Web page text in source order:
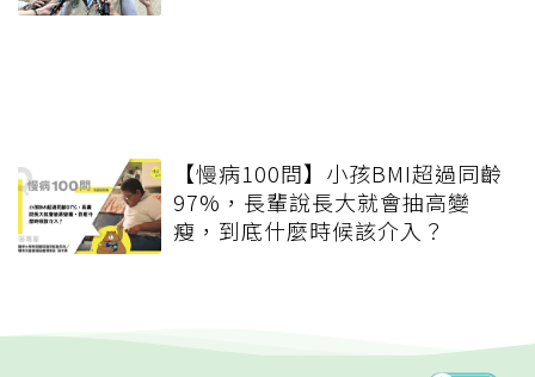
【慢病100問】小孩BMI超過同齡
97%，長輩說長大就會抽高變
瘦，到底什麼時候該介入？